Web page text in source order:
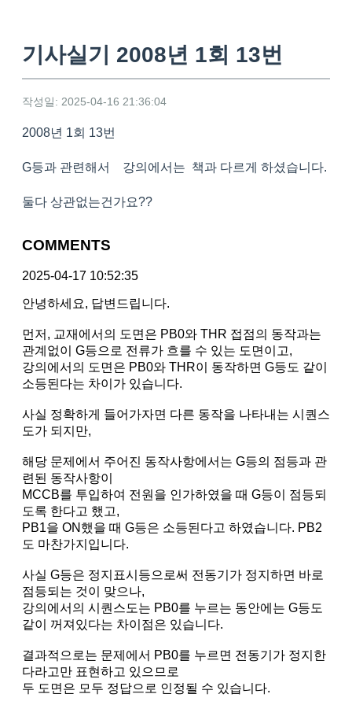
기사실기 2008년 1회 13번
작성일: 2025-04-16 21:36:04
2008년 1회 13번
G등과 관련해서 강의에서는 책과 다르게 하셨습니다.
둘다 상관없는건가요??
COMMENTS
2025-04-17 10:52:35
안녕하세요, 답변드립니다.
먼저, 교재에서의 도면은 PB0와 THR 접점의 동작과는
관계없이 G등으로 전류가 흐를 수 있는 도면이고,
강의에서의 도면은 PB0와 THR이 동작하면 G등도 같이
소등된다는 차이가 있습니다.
사실 정확하게 들어가자면 다른 동작을 나타내는 시퀀스
도가 되지만,
해당 문제에서 주어진 동작사항에서는 G등의 점등과 관
련된 동작사항이
MCCB를 투입하여 전원을 인가하였을 때 G등이 점등되
도록 한다고 했고,
PB1을 ON했을 때 G등은 소등된다고 하였습니다. PB2
도 마찬가지입니다.
사실 G등은 정지표시등으로써 전동기가 정지하면 바로
점등되는 것이 맞으나,
강의에서의 시퀀스도는 PB0를 누르는 동안에는 G등도
같이 꺼져있다는 차이점은 있습니다.
결과적으로는 문제에서 PB0를 누르면 전동기가 정지한
다라고만 표현하고 있으므로
두 도면은 모두 정답으로 인정될 수 있습니다.